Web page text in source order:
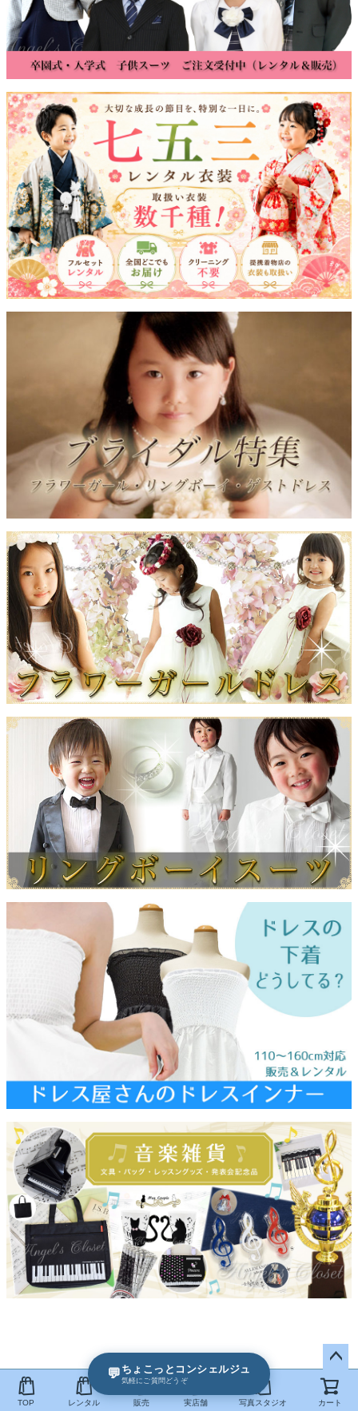
💬 ちょこっとコンシェルジュ
気軽にご質問どうぞ
ペー
ジト
TOP レンタル 販売 実店舗 写真スタジオ カート